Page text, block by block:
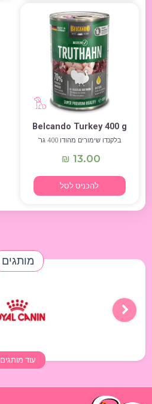
Belcando Turkey 400 g
בלקנדו שימורים מהודו 400 גר’
₪ 13.00
להכניס לסל
מותגים
עוד מותגים